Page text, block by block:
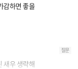
감하면 좋을
질문
새우 생략해